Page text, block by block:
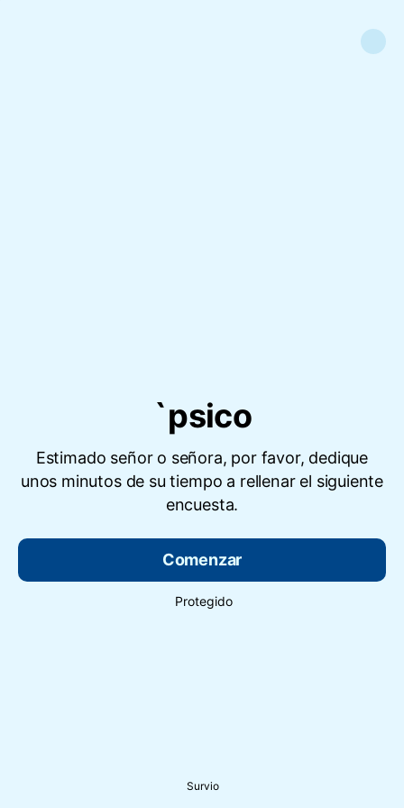
`psico
Estimado señor o señora, por favor, dedique
unos minutos de su tiempo a rellenar el siguiente
encuesta.
Comenzar
Protegido
Survio